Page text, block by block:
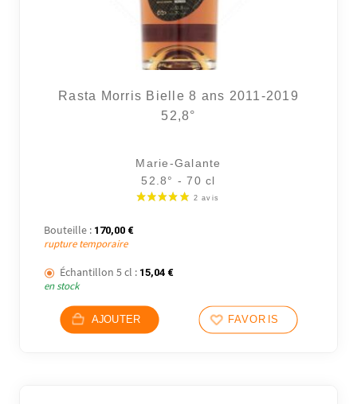
Rasta Morris Bielle 8 ans 2011-2019
52,8°
Marie-Galante
52.8° - 70 cl
Bouteille : 170,00 €
rupture temporaire
Échantillon 5 cl : 15,04 €
en stock
AJOUTER FAVORIS